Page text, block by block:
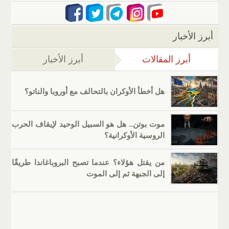
أبرز الأخبار
أبرز المقالات (علامة التبويب النشطة)
أبرز الأخبار
هل أخطأ الأوكران بالتحالف مع أوروبا والناتو؟
موت بوتن.. هل هو السبيل الوحيد لإيقاف الحرب
الروسية الأوكرانية؟
من يقتل هؤلاء؟ عندما تصبح البروباغاندا طريقًا
إلى الجبهة ثم إلى الموت